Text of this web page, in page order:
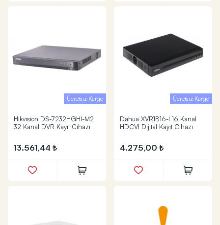
Ücretsiz Kargo
Hikvision DS-7232HGHI-M2
32 Kanal DVR Kayıt Cihazı
13.561,44
Ücretsiz Kargo
Dahua XVR1B16-I 16 Kanal
HDCVI Dijital Kayıt Cihazı
4.275,00